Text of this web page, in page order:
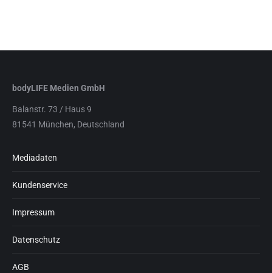
bodyLIFE Medien GmbH
Balanstr. 73 / Haus 9
81541 München, Deutschland
Mediadaten
Kundenservice
Impressum
Datenschutz
AGB